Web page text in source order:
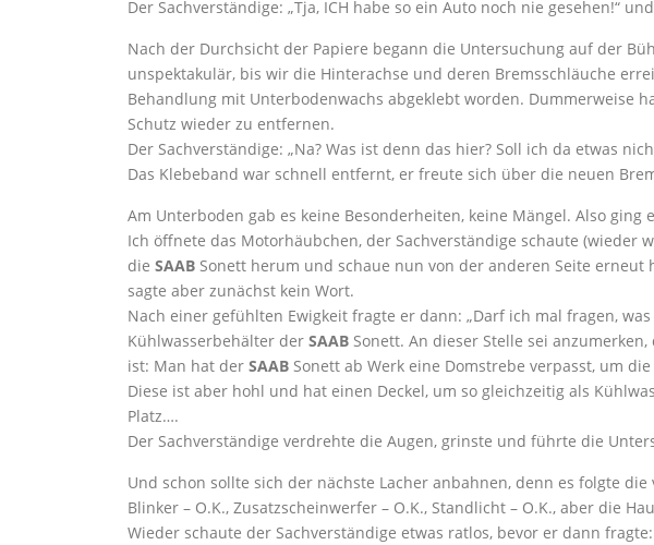
Der Sachverständige: „Tja, ICH habe so ein Auto noch nie gesehen!“
Nach der Durchsicht der Papiere begann die Untersuchung auf der
unspektakulär, bis wir die Hinterachse und deren Bremsschläuche
Behandlung mit Unterbodenwachs abgeklebt worden. Dummerweise
Schutz wieder zu entfernen.
Der Sachverständige: „Na? Was ist denn das hier? Soll ich da etwas
Das Klebeband war schnell entfernt, er freute sich über die neuen
Am Unterboden gab es keine Besonderheiten, keine Mängel. Also ging
Ich öffnete das Motorhäubchen, der Sachverständige schaute (wieder
die SAAB Sonett herum und schaue nun von der anderen Seite
sagte aber zunächst kein Wort.
Nach einer gefühlten Ewigkeit fragte er dann: „Darf ich mal fragen,
Kühlwasserbehälter der SAAB Sonett. An dieser Stelle sei
ist: Man hat der SAAB Sonett ab Werk eine Domstrebe verpasst, um
Diese ist aber hohl und hat einen Deckel, um so gleichzeitig als
Platz….
Der Sachverständige verdrehte die Augen, grinste und führte die
Und schon sollte sich der nächste Lacher anbahnen, denn es folgte
Blinker – O.K., Zusatzscheinwerfer – O.K., Standlicht – O.K., aber die
Wieder schaute der Sachverständige etwas ratlos, bevor er dann